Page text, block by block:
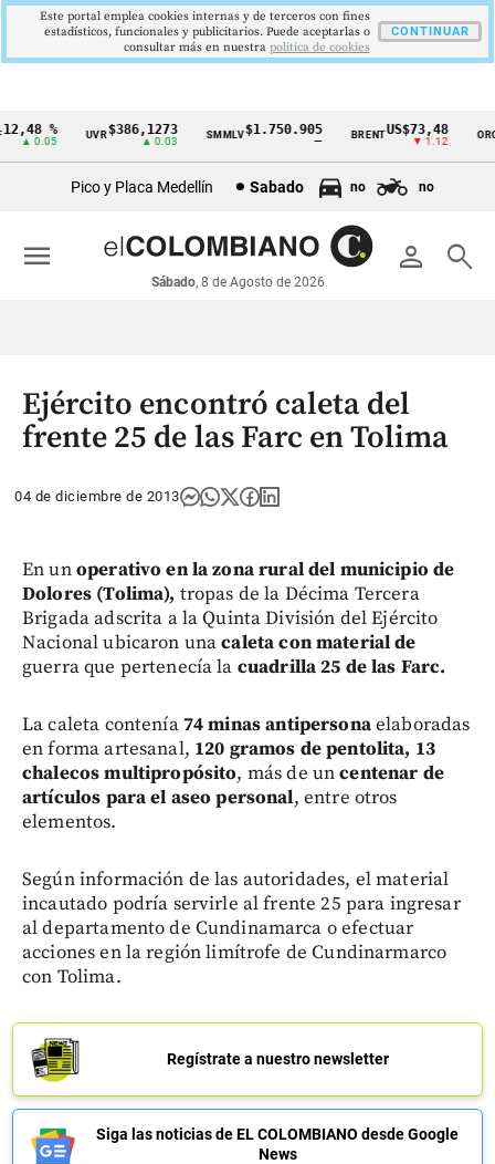
Cintillo
económicos
Colombia
%
▲ 0.05
UVR$386,1273
▲ 0.03
SMMLV$1.750.905 BRENTUS$73,48
▼ 1.12
ORO
Pico y Placa Medellín Sabado no no
person search
Sábado, 8 de Agosto de 2026
menu
Ejército encontró caleta del
frente 25 de las Farc en Tolima
04 de diciembre de 2013
En unoperativo en la zona rural del municipio de
Dolores (Tolima), tropas de la Décima Tercera
Brigada adscrita a la Quinta División del Ejército
Nacional ubicaron unacaleta con material de
guerra que pertenecía la cuadrilla 25 de las Farc.
La caleta contenía74 minas antipersonaelaboradas
en forma artesanal, 120 gramos de pentolita, 13
chalecos multipropósito, más de uncentenar de
artículos para el aseo personal, entre otros
elementos.
Según información de las autoridades, el material
incautado podría servirle al frente 25 para ingresar
al departamento de Cundinamarca o efectuar
acciones en la región limítrofe de Cundinarmarco
con Tolima.
Regístrate a nuestro newsletter
Siga las noticias de EL COLOMBIANO desde Google
News
Este portal emplea cookies internas y de terceros con fines
estadísticos, funcionales y publicitarios. Puede aceptarlas o
consultar más en nuestra politica de cookies
CONTINUAR